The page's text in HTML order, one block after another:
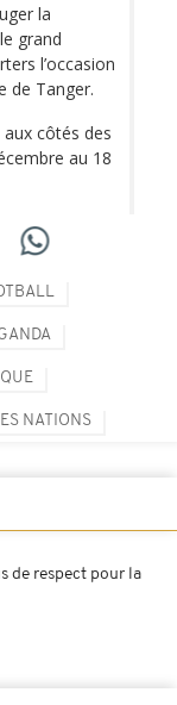
la
grand
l’occasion
de Tanger.
côtés des
au 18
NATIONS
de respect pour la